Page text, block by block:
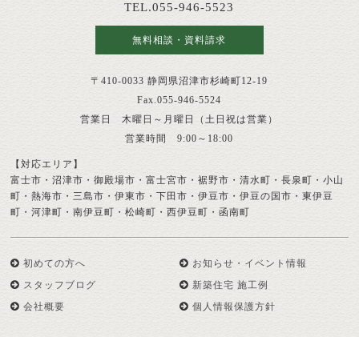
TEL.055-946-5523
無料相談・資料請求
〒410-0033 静岡県沼津市杉崎町12-19
Fax.055-946-5524
営業日 木曜日～月曜日（土日祝は営業）
営業時間 9:00～18:00
【対応エリア】
富士市・沼津市・御殿場市・富士宮市・裾野市・清水町・長泉町・小山
町・熱海市・三島市・伊東市・下田市・伊豆市・伊豆の国市・東伊豆
町・河津町・南伊豆町・松崎町・西伊豆町・函南町
初めての方へ
お知らせ・イベント情報
スタッフブログ
新築住宅 施工例
会社概要
個人情報保護方針